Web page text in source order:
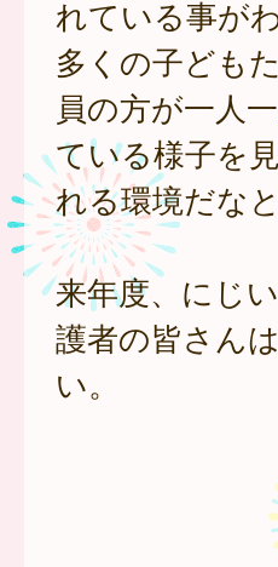
れている事が
多くの子ども
員の方が一人
ている様子を
れる環境だな
来年度、にじ
護者の皆さん
い。